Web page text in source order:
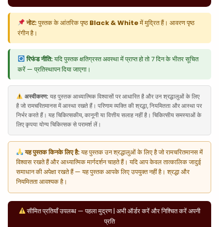
नोट:पुस्तक के आंतरिक पृष्ठ Black & Whiteमें मुद्रित हैं। आवरण पृष्ठ
रंगीन है।
रिफंड नीति:यदि पुस्तक क्षतिग्रस्त अवस्था में प्राप्त हो तो 7 दिन के भीतर सूचित
करें — प्रतिस्थापन दिया जाएगा।
अस्वीकरण: यह पुस्तक आध्यात्मिक विश्वासों पर आधारित है और उन श्रद्धालुओं के लिए
है जो रामचरितमानस में आस्था रखते हैं। परिणाम व्यक्ति की श्रद्धा, नियमितता और आस्था पर
निर्भर करते हैं। यह चिकित्सकीय, कानूनी या वित्तीय सलाह नहीं है। चिकित्सीय समस्याओं के
लिए कृपया योग्य चिकित्सक से परामर्श लें।
यह पुस्तक किनके लिए है:यह पुस्तक उन श्रद्धालुओं के लिए है जो रामचरितमानस में
विश्वास रखते हैं और आध्यात्मिक मार्गदर्शन चाहते हैं। यदि आप केवल तात्कालिक जादुई
समाधान की अपेक्षा रखते हैं — यह पुस्तक आपके लिए उपयुक्त नहीं है। श्रद्धा और
नियमितता आवश्यक है।
सीमित प्रतियाँ उपलब्ध — पहला मुद्रण | अभी ऑर्डर करें और निश्चित करें अपनी
प्रति